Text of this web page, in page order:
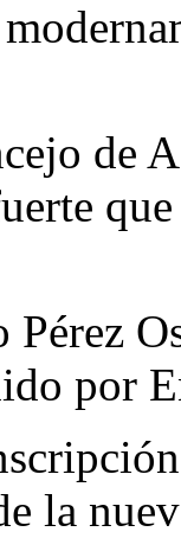
de
Pérez
por
la